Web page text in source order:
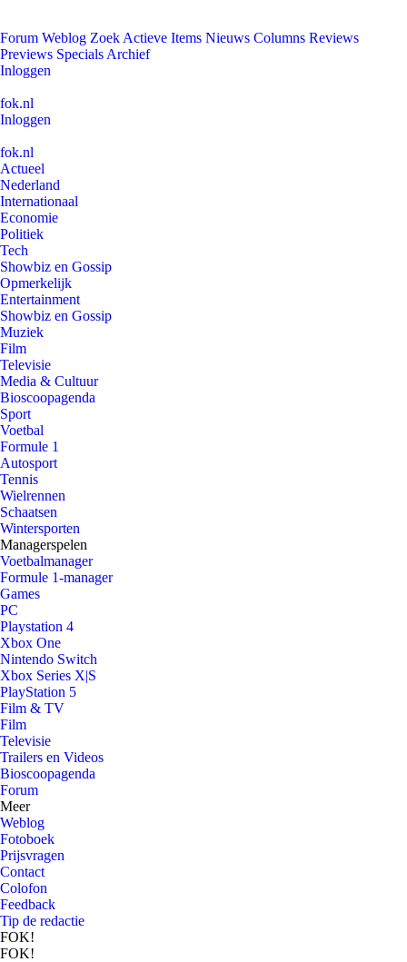
Forum Weblog Zoek Actieve Items Nieuws Columns Reviews
Previews Specials Archief
Inloggen
fok.nl
Inloggen
fok.nl
Actueel
Nederland
Internationaal
Economie
Politiek
Tech
Showbiz en Gossip
Opmerkelijk
Entertainment
Showbiz en Gossip
Muziek
Film
Televisie
Media & Cultuur
Bioscoopagenda
Sport
Voetbal
Formule 1
Autosport
Tennis
Wielrennen
Schaatsen
Wintersporten
Managerspelen
Voetbalmanager
Formule 1-manager
Games
PC
Playstation 4
Xbox One
Nintendo Switch
Xbox Series X|S
PlayStation 5
Film & TV
Film
Televisie
Trailers en Videos
Bioscoopagenda
Forum
Meer
Weblog
Fotoboek
Prijsvragen
Contact
Colofon
Feedback
Tip de redactie
FOK!
FOK!